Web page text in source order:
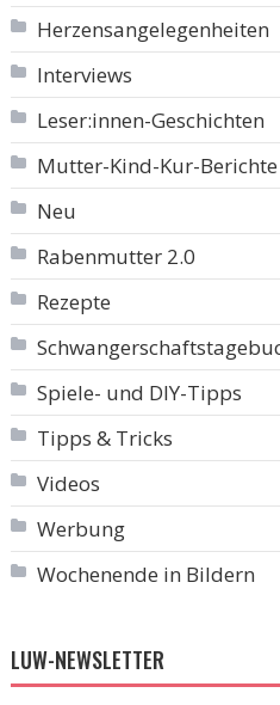
Herzensangelegenheiten
Interviews
Leser:innen-Geschichten
Mutter-Kind-Kur-Berichte
Neu
Rabenmutter 2.0
Rezepte
Spiele- und DIY-Tipps
Tipps & Tricks
Videos
Werbung
Wochenende in Bildern
LUW-NEWSLETTER